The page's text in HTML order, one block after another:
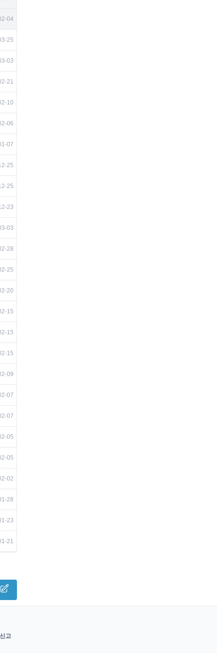
04
25
03
21
10
06
07
25
25
23
03
28
25
20
15
15
15
09
07
07
05
05
02
28
23
21
고